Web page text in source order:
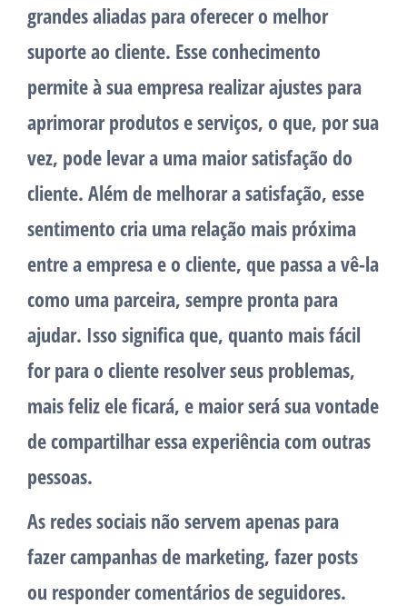
grandes aliadas para oferecer o melhor
suporte ao cliente. Esse conhecimento
permite à sua empresa realizar ajustes para
aprimorar produtos e serviços, o que, por sua
vez, pode levar a uma maior satisfação do
cliente. Além de melhorar a satisfação, esse
sentimento cria uma relação mais próxima
entre a empresa e o cliente, que passa a vê-la
como uma parceira, sempre pronta para
ajudar. Isso significa que, quanto mais fácil
for para o cliente resolver seus problemas,
mais feliz ele ficará, e maior será sua vontade
de compartilhar essa experiência com outras
pessoas.
As redes sociais não servem apenas para
fazer campanhas de marketing, fazer posts
ou responder comentários de seguidores.